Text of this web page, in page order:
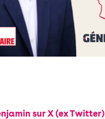
sur X (ex Twitter)